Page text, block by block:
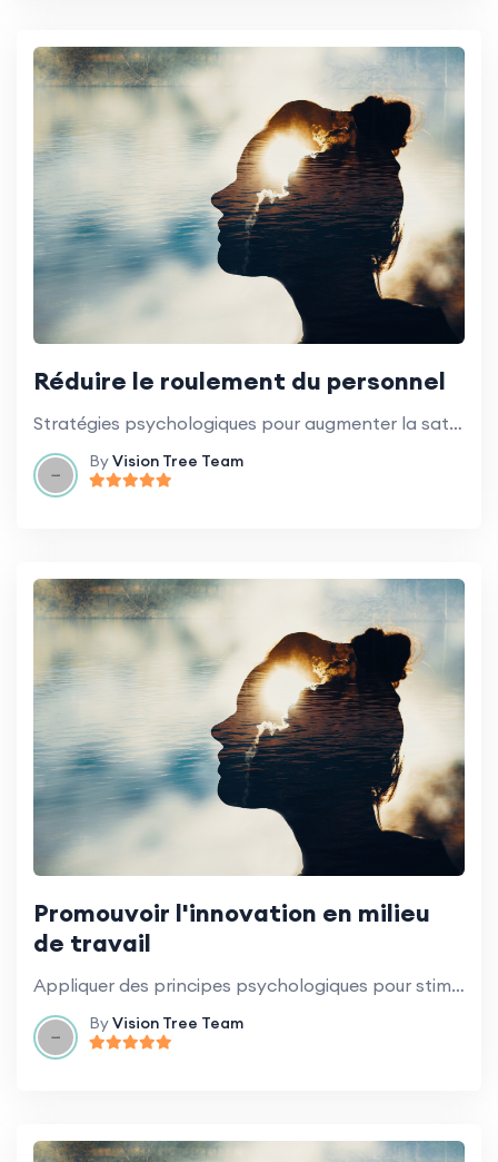
Réduire le roulement du personnel
Stratégies psychologiques pour augmenter la satisfaction et la rétention des employés.
ByVision Tree Team
Promouvoir l'innovation en milieu
de travail
Appliquer des principes psychologiques pour stimuler la créativité et l'innovation.
ByVision Tree Team